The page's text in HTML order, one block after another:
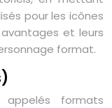
pour les icônes
et leurs
format.
formats